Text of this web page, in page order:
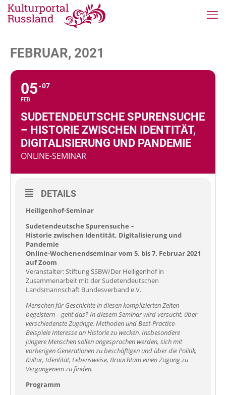
FEBRUAR, 2021
05
FEB
07
SUDETENDEUTSCHE SPURENSUCHE
– HISTORIE ZWISCHEN IDENTITÄT,
DIGITALISIERUNG UND PANDEMIE
ONLINE-SEMINAR
DETAILS
Heiligenhof-Seminar
Sudetendeutsche Spurensuche –
Historie zwischen Identität, Digitalisierung und
Pandemie
Online-Wochenendseminar vom 5. bis 7. Februar 2021
auf Zoom
Veranstalter: Stiftung SSBW/Der Heiligenhof in
Zusammenarbeit mit der Sudetendeutschen
Landsmannschaft Bundesverband e.V.
Menschen für Geschichte in diesen komplizierten Zeiten
begeistern – geht das? In diesem Seminar wird versucht, über
verschiedenste Zugänge, Methoden und Best-Practice-
Beispiele Interesse an Historie zu wecken. Insbesondere
jüngere Menschen sollen angesprochen werden, sich mit
vorherigen Generationen zu beschäftigen und über die Politik,
Kultur, Identität, Lebensweise, Brauchtum einen Zugang zu
Vergangenem zu finden.
Programm